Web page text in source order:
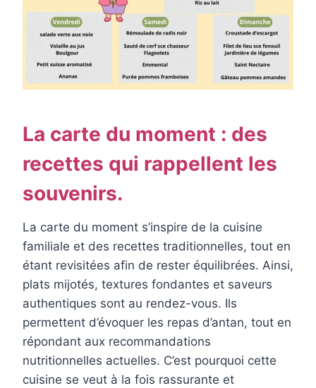
La carte du moment : des
recettes qui rappellent les
souvenirs.
La carte du moment s’inspire de la cuisine
familiale et des recettes traditionnelles, tout en
étant revisitées afin de rester équilibrées. Ainsi,
plats mijotés, textures fondantes et saveurs
authentiques sont au rendez-vous. Ils
permettent d’évoquer les repas d’antan, tout en
répondant aux recommandations
nutritionnelles actuelles. C’est pourquoi cette
cuisine se veut à la fois rassurante et